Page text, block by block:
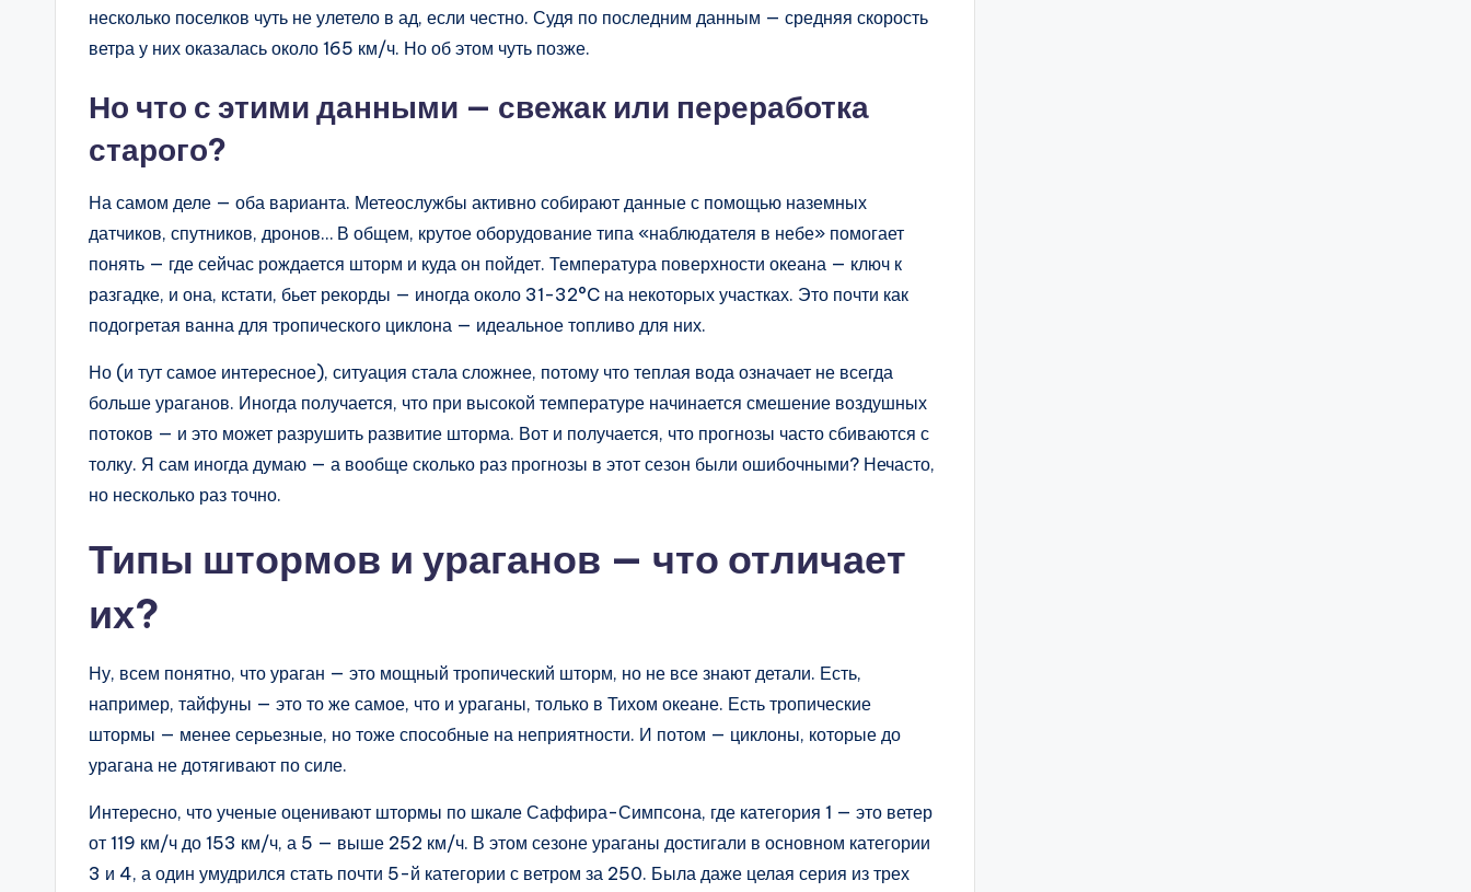
несколько поселков чуть не улетело в ад, если честно. Судя по последним данным — средняя скорость
ветра у них оказалась около 165 км/ч. Но об этом чуть позже.
Но что с этими данными — свежак или переработка
старого?
На самом деле — оба варианта. Метеослужбы активно собирают данные с помощью наземных
датчиков, спутников, дронов… В общем, крутое оборудование типа «наблюдателя в небе» помогает
понять — где сейчас рождается шторм и куда он пойдет. Температура поверхности океана — ключ к
разгадке, и она, кстати, бьет рекорды — иногда около 31-32°C на некоторых участках. Это почти как
подогретая ванна для тропического циклона — идеальное топливо для них.
Но (и тут самое интересное), ситуация стала сложнее, потому что теплая вода означает не всегда
больше ураганов. Иногда получается, что при высокой температуре начинается смешение воздушных
потоков — и это может разрушить развитие шторма. Вот и получается, что прогнозы часто сбиваются с
толку. Я сам иногда думаю — а вообще сколько раз прогнозы в этот сезон были ошибочными? Нечасто,
но несколько раз точно.
Типы штормов и ураганов — что отличает
их?
Ну, всем понятно, что ураган — это мощный тропический шторм, но не все знают детали. Есть,
например, тайфуны — это то же самое, что и ураганы, только в Тихом океане. Есть тропические
штормы — менее серьезные, но тоже способные на неприятности. И потом — циклоны, которые до
урагана не дотягивают по силе.
Интересно, что ученые оценивают штормы по шкале Саффира-Симпсона, где категория 1 — это ветер
от 119 км/ч до 153 км/ч, а 5 — выше 252 км/ч. В этом сезоне ураганы достигали в основном категории
3 и 4, а один умудрился стать почти 5-й категории с ветром за 250. Была даже целая серия из трех